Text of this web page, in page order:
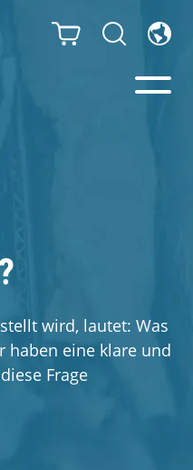
Material
wird, lautet: Was
haben eine klare und
Frage